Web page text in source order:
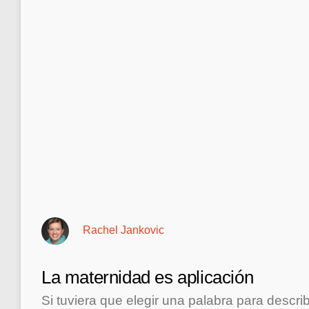
La maternidad es aplicación
Si tuviera que elegir una palabra para
Rachel Jankovic